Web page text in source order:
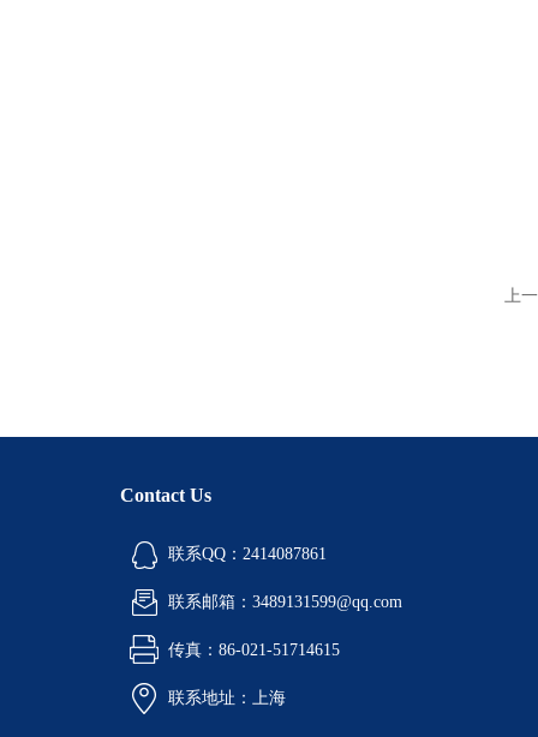
上
Contact Us
联系QQ：2414087861
联系邮箱：3489131599@qq.com
传真：86-021-51714615
联系地址：上海